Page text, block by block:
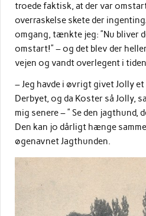
troede faktisk, at der var
overraskelse skete der
omgang, tænkte jeg: ”Nu bliver
omstart!” – og det blev der
vejen og vandt overlegent i
– Jeg havde i øvrigt givet Jolly
Derbyet, og da Koster så Jolly,
mig senere – ” Se den jagthund,
Den kan jo dårligt hænge
øgenavnet Jagthunden.